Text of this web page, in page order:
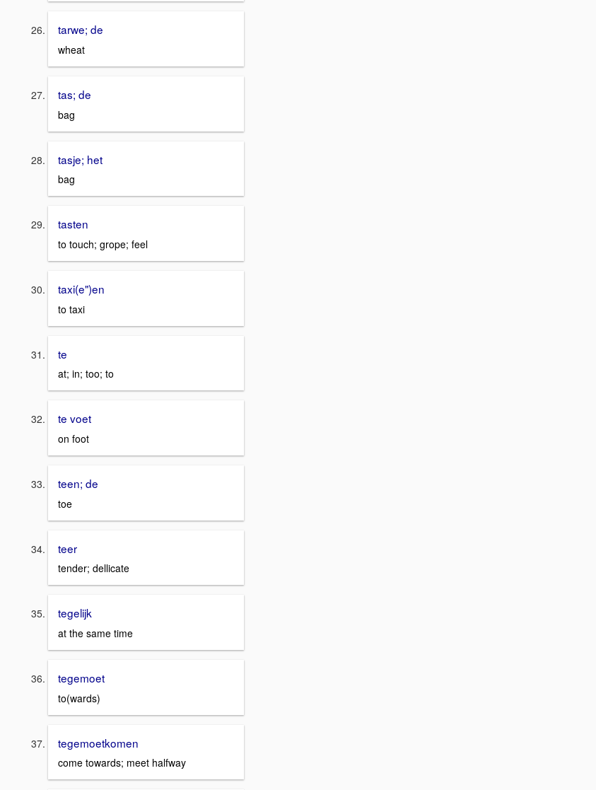
tarwe; de
wheat
tas; de
bag
tasje; het
bag
tasten
to touch; grope; feel
taxi(e")en
to taxi
te
at; in; too; to
te voet
on foot
teen; de
toe
teer
tender; dellicate
tegelijk
at the same time
tegemoet
to(wards)
tegemoetkomen
come towards; meet halfway